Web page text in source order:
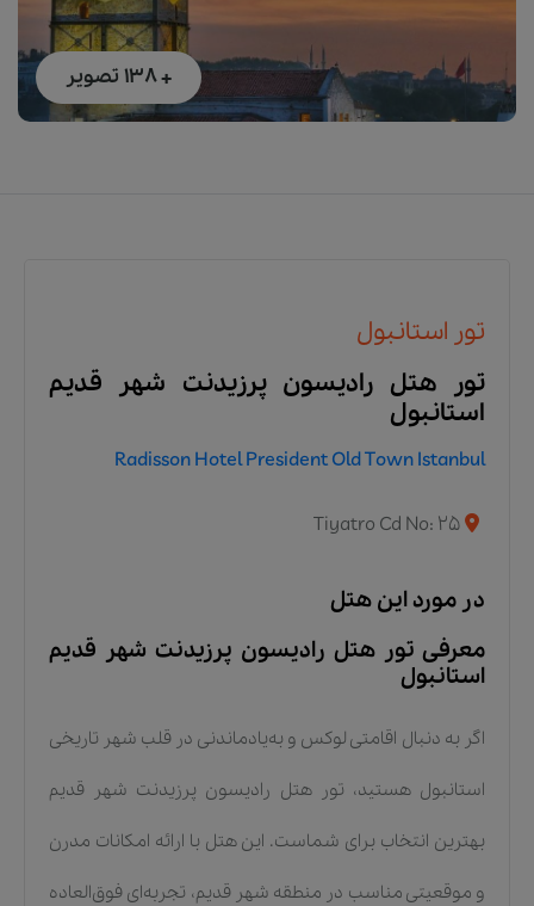
+ 138 تصویر
تور استانبول
تور هتل رادیسون پرزیدنت شهر قدیم
استانبول
Radisson Hotel President Old Town Istanbul
Tiyatro Cd No: 25
در مورد این هتل
معرفی تور هتل رادیسون پرزیدنت شهر قدیم
استانبول
اگر به دنبال اقامتی لوکس و به‌یادماندنی در قلب شهر تاریخی
استانبول هستید، تور هتل رادیسون پرزیدنت شهر قدیم
بهترین انتخاب برای شماست. این هتل با ارائه امکانات مدرن
و موقعیتی مناسب در منطقه شهر قدیم، تجربه‌ای فوق‌العاده